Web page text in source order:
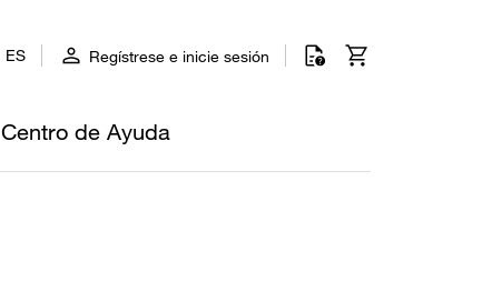
ES Regístrese e inicie sesión
Centro de Ayuda